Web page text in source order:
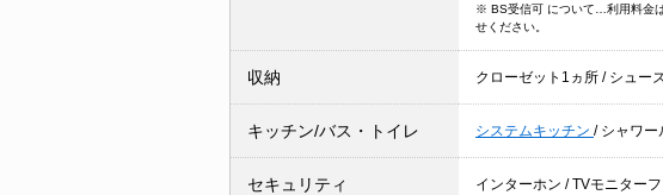
※ BS受信可 について…利用料金
せください。
収納 クローゼット1ヵ所 / シュー
キッチン/バス・トイレ システムキッチン / シャワー
セキュリティ インターホン /TVモニター